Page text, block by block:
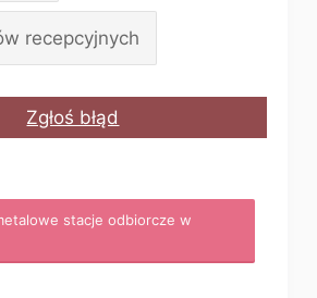
recepcyjnych
Zgłoś błąd
stacje odbiorcze w